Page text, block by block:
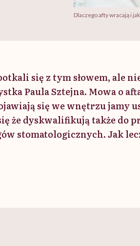
Dlaczego afty wracają i
się z tym słowem, ale
Paula Sztejna. Mowa o
się we wnętrzu jamy
że dyskwalifikują także do
stomatologicznych. Jak